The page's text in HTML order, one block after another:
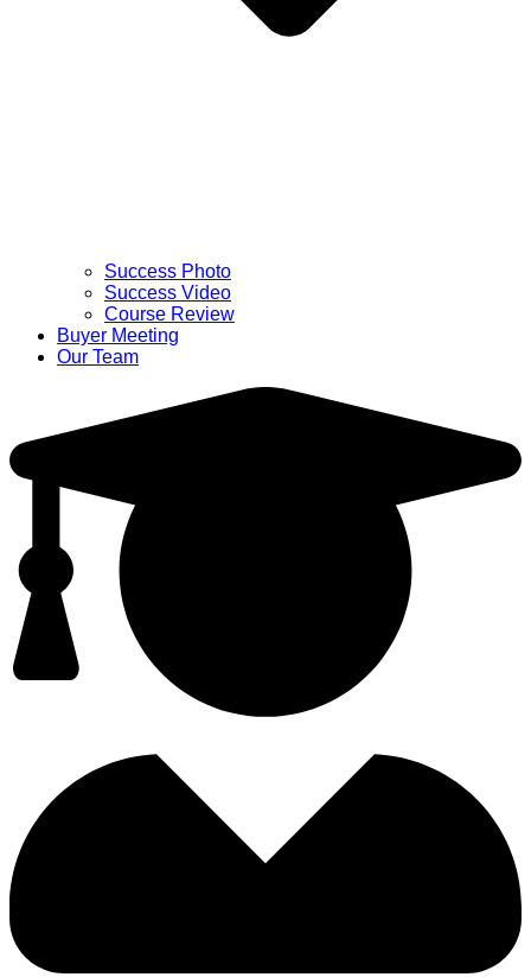
Success Photo
Success Video
Course Review
Buyer Meeting
Our Team